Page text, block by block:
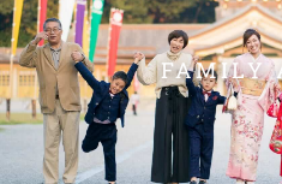
FAMILY